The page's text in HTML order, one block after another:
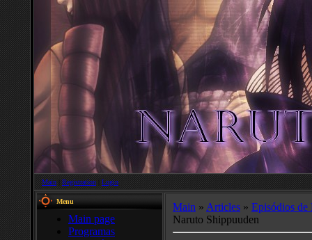
Main|Registration |Login
Menu
Main page
Programas
Main » Articles » Episódios de
Naruto Shippuuden